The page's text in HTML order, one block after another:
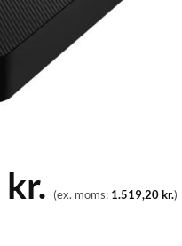
kr. (ex. moms: 1.519,20kr.)